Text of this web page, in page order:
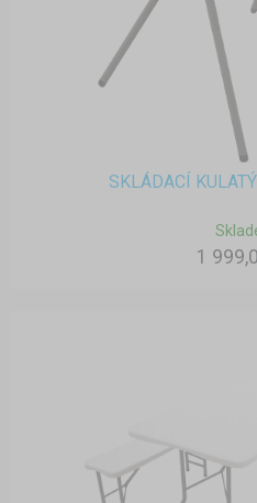
SKLÁDACÍ
1